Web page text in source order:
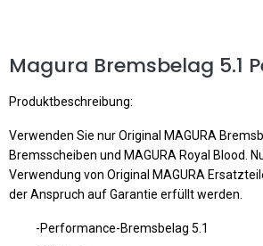
Magura Bremsbelag 5.1
Produktbeschreibung:
Verwenden Sie nur Original MAGURA
Bremsscheiben und MAGURA Royal Blood.
Verwendung von Original MAGURA
der Anspruch auf Garantie erfüllt werden.
-Performance-Bremsbelag 5.1